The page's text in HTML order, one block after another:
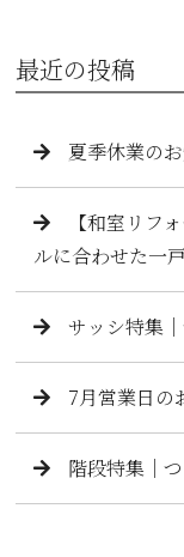
最近の投稿
夏季休業の
【和室リフ
ルに合わせた一
サッシ特集
7月営業日の
階段特集｜